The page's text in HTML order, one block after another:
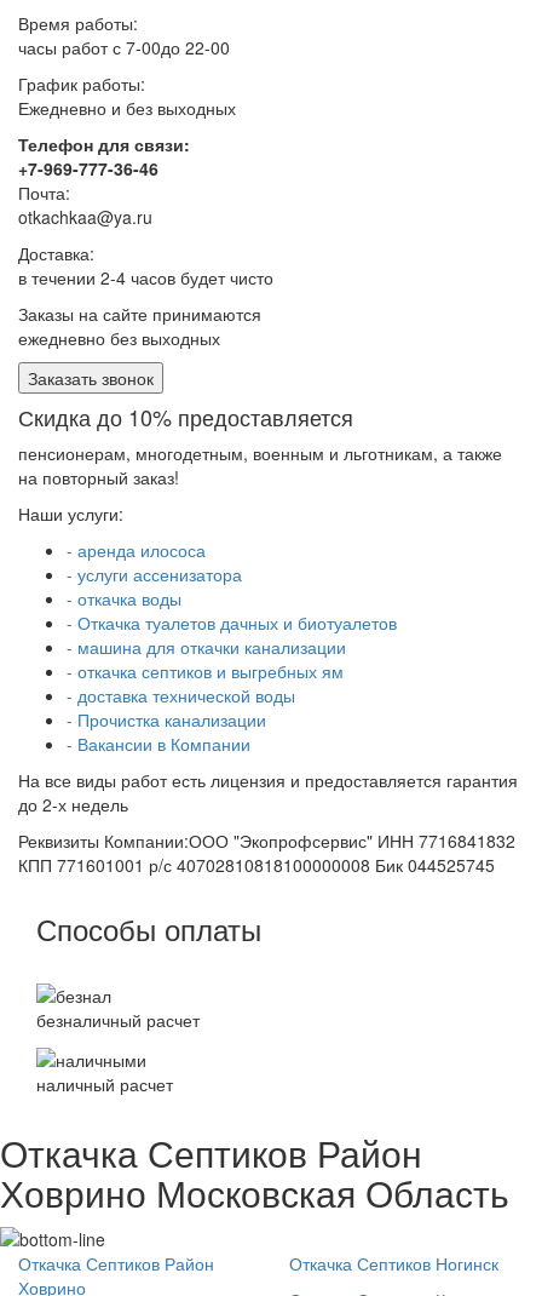
Время работы:
часы работ с 7-00до 22-00
График работы:
Ежедневно и без выходных
Телефон для связи:
+7-969-777-36-46
Почта:
otkachkaa@ya.ru
Доставка:
в течении 2-4 часов будет чисто
Заказы на сайте принимаются
ежедневно без выходных
Заказать звонок
Скидка до 10% предоставляется
пенсионерам, многодетным, военным и льготникам, а также
на повторный заказ!
Наши услуги:
- аренда илососа
- услуги ассенизатора
- откачка воды
- Откачка туалетов дачных и биотуалетов
- машина для откачки канализации
- откачка септиков и выгребных ям
- доставка технической воды
- Прочистка канализации
- Вакансии в Компании
На все виды работ есть лицензия и предоставляется гарантия
до 2-х недель
Реквизиты Компании:ООО "Экопрофсервис" ИНН 7716841832
КПП 771601001 р/с 40702810818100000008 Бик 044525745
Способы оплаты
безналичный расчет
наличный расчет
Откачка Септиков Район
Ховрино Московская Область
Откачка Септиков Район
Ховрино
Откачка Септиков Ногинск